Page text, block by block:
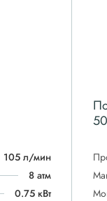
105 л/мин
8 атм
0.75 кВт